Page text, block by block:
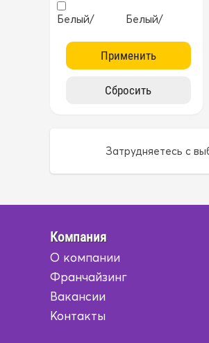
Белый/
Белый/
БирюзовыйБирюзовый
БордовыйБордовый
ККрасный
Бежевый
Коричневый/
Желтый
Желтый
Коричневый/
Серый
Затрудняетесь с
Компания
О компании
Франчайзинг
Вакансии
Контакты